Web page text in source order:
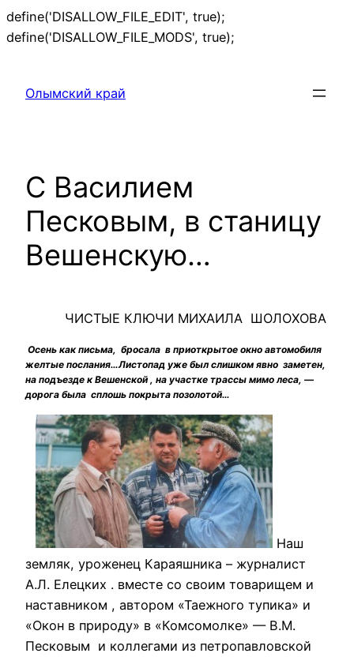
define('DISALLOW_FILE_EDIT', true);
define('DISALLOW_FILE_MODS', true);
Олымский край
С Василием
Песковым, в станицу
Вешенскую…
ЧИСТЫЕ КЛЮЧИ МИХАИЛА ШОЛОХОВА
Осень как письма, бросала в приоткрытое окно автомобиля
желтые послания…Листопад уже был слишком явно заметен,
на подъезде к Вешенской , на участке трассы мимо леса, —
дорога была сплошь покрыта позолотой…
Наш
земляк, уроженец Караяшника – журналист
А.Л. Елецких . вместе со своим товарищем и
наставником , автором «Таежного тупика» и
«Окон в природу» в «Комсомолке» — В.М.
Песковым и коллегами из петропавловской